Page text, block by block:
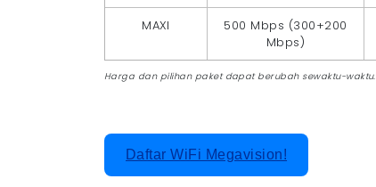
MAXI
500 Mbps (300+200
Mbps)
Harga dan pilihan paket dapat berubah sewaktu-waktu.
Daftar WiFi Megavision!